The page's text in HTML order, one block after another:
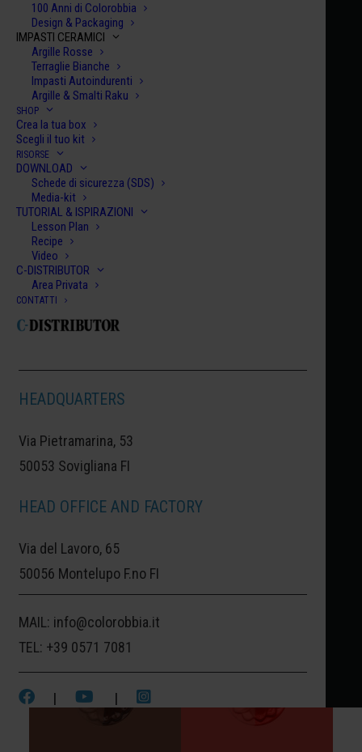
100 Anni di Colorobbia
Design & Packaging
IMPASTI CERAMICI
Argille Rosse
Terraglie Bianche
Impasti Autoindurenti
Argille & Smalti Raku
SHOP
Crea la tua box
Scegli il tuo kit
RISORSE
DOWNLOAD
Schede di sicurezza (SDS)
Media-kit
TUTORIAL & ISPIRAZIONI
Lesson Plan
Recipe
Video
C-DISTRIBUTOR
Area Privata
CONTATTI
HEADQUARTERS
Via Pietramarina, 53
50053 Sovigliana FI
HEAD OFFICE AND FACTORY
Via del Lavoro, 65
50056 Montelupo F.no FI
MAIL: info@colorobbia.it
TEL: +39 0571 7081
| |
CONO ORTON
5-8
GRADI CENTIGRADI - C°
1186-1285 °C
GRADI FAHRENHEIT - F°
2167-2345 °F